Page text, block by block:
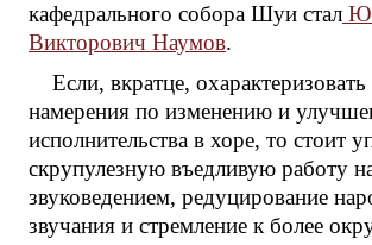
кафедрального собора Шуи стал
Викторович Наумов.
Если, вкратце,
намерения по изменению и
исполнительства в хоре, то стоит
скрупулезную въедливую работу
звуковедением, редуцирование
звучания и стремление к более